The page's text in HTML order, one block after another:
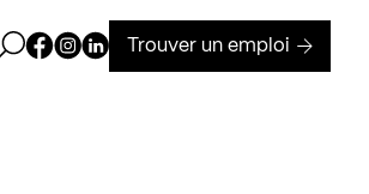
Ouvrir la barre de recherche
Page Facebook de Kollectif
Page Instagram de Kollectif
Page Linkedin de Kollectif
Trouver un emploi